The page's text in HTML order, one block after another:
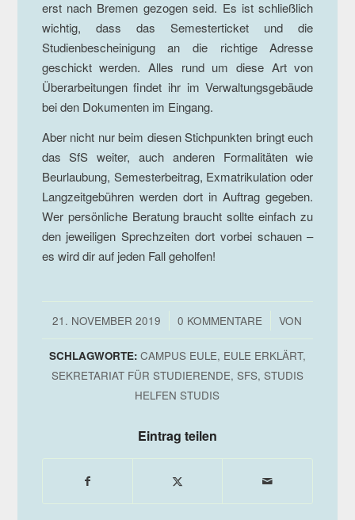
erst nach Bremen gezogen seid. Es ist schließlich
wichtig, dass das Semesterticket und die
Studienbescheinigung an die richtige Adresse
geschickt werden. Alles rund um diese Art von
Überarbeitungen findet ihr im Verwaltungsgebäude
bei den Dokumenten im Eingang.
Aber nicht nur beim diesen Stichpunkten bringt euch
das SfS weiter, auch anderen Formalitäten wie
Beurlaubung, Semesterbeitrag, Exmatrikulation oder
Langzeitgebühren werden dort in Auftrag gegeben.
Wer persönliche Beratung braucht sollte einfach zu
den jeweiligen Sprechzeiten dort vorbei schauen –
es wird dir auf jeden Fall geholfen!
21. NOVEMBER 2019
/ 0 KOMMENTARE
/ VON
SCHLAGWORTE: CAMPUS EULE, EULE ERKLÄRT,
SEKRETARIAT FÜR STUDIERENDE, SFS, STUDIS
HELFEN STUDIS
Eintrag teilen